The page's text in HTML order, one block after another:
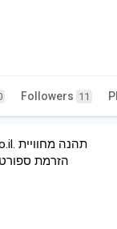
Followers 11
הזרמת